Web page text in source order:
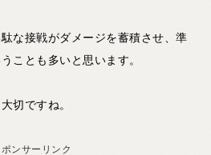
な接戦がダメージを蓄積させ、準
ことも多いと思います。
切ですね。
ポンサーリンク